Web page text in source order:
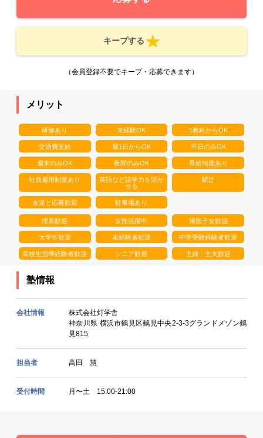
キープする
（会員登録不要でキープ・応募できます）
メリット
研修あり 未経験OK 1教科からOK
交通費支給 週1日からOK 平日のみOK
週末のみOK 夜間のみOK 昇給制度あり
社員雇用制度あり
英語など語学力を活か
せる
駅近
友達と応募歓迎 駐車場あり
理系歓迎 女性活躍中 帰国子女歓迎
大学生歓迎 未経験者歓迎 中学受験経験者歓迎
高校生指導経験者歓迎 シニア歓迎 主婦・主夫歓迎
塾情報
会社情報
株式会社灯学舎
神奈川県 横浜市鶴見区鶴見中央2-3-3グランドメゾン鶴
見815
担当者 高田 慧
受付時間 月〜土 15:00-21:00